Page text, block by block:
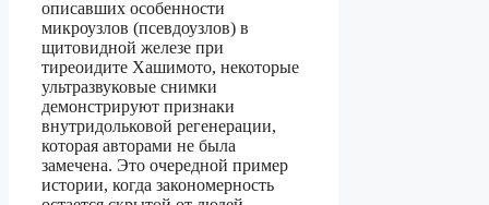
описавших особенности
микроузлов (псевдоузлов) в
щитовидной железе при
тиреоидите Хашимото, некоторые
ультразвуковые снимки
демонстрируют признаки
внутридольковой регенерации,
которая авторами не была
замечена. Это очередной пример
истории, когда закономерность